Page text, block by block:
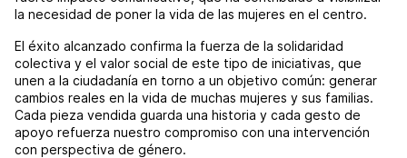
la necesidad de poner la vida de las mujeres en el centro.
El éxito alcanzado confirma la fuerza de la solidaridad
colectiva y el valor social de este tipo de iniciativas, que
unen a la ciudadanía en torno a un objetivo común: generar
cambios reales en la vida de muchas mujeres y sus familias.
Cada pieza vendida guarda una historia y cada gesto de
apoyo refuerza nuestro compromiso con una intervención
con perspectiva de género.